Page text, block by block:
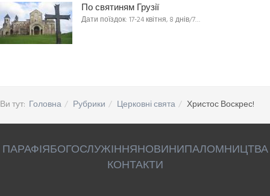
По святиням Грузії
Дати поїздок: 17-24 квітня, 8 днів/7…
Ви тут: Головна Рубрики Церковні свята Христос Воскрес!
ПАРАФІЯБОГОСЛУЖІННЯНОВИНИПАЛОМНИЦТВА
КОНТАКТИ